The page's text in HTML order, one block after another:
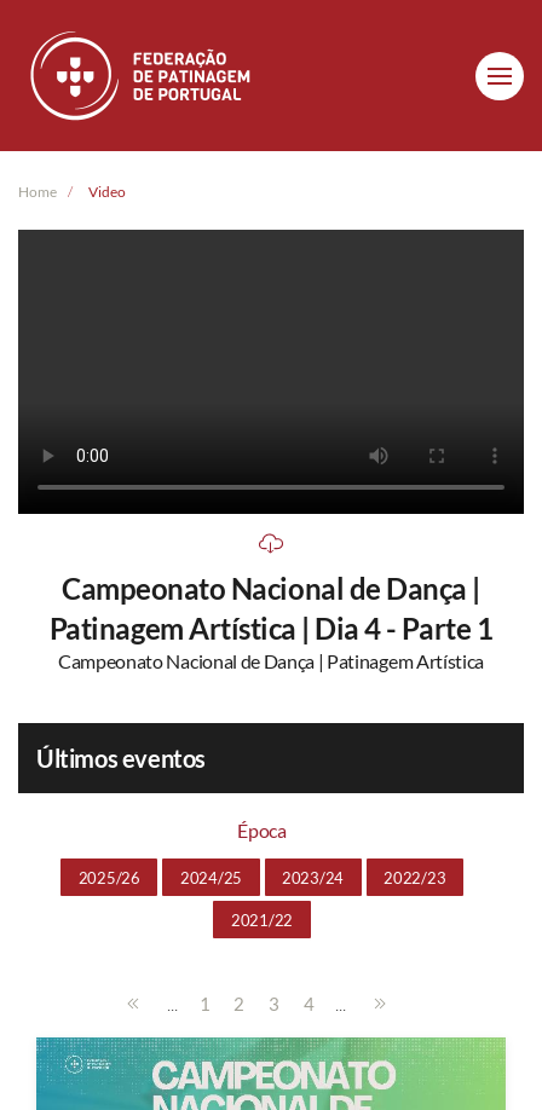
Skip to main content
Home Video
Campeonato Nacional de Dança |
Patinagem Artística | Dia 4 - Parte 1
Campeonato Nacional de Dança | Patinagem Artística
Últimos eventos
Época
2025/26 2024/25 2023/24 2022/23
2021/22
... 1 2 3 4 ...